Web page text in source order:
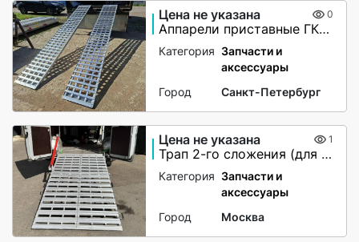
Цена не указана 0
Аппарели приставные ГКА 5.350.40 2/3
Категория Запчасти и
аксессуары
Город
Санкт-Петербург
Цена не указана 1
Трап 2-го сложения (для мото-вездеходов) не поворотный
Категория Запчасти и
аксессуары
Город
Москва